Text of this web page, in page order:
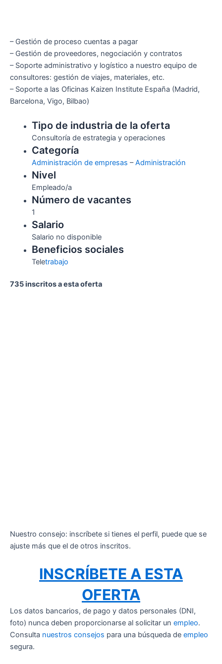
– Gestión de proceso cuentas a pagar
– Gestión de proveedores, negociación y contratos
– Soporte administrativo y logístico a nuestro equipo de
consultores: gestión de viajes, materiales, etc.
– Soporte a las Oficinas Kaizen Institute España (Madrid,
Barcelona, Vigo, Bilbao)
Tipo de industria de la oferta
Consultoría de estrategia y operaciones
Categoría
Administración de empresas –Administración
Nivel
Empleado/a
Número de vacantes
1
Salario
Salario no disponible
Beneficios sociales
Teletrabajo
735 inscritos a esta oferta
Nuestro consejo: inscríbete si tienes el perfil, puede que se
ajuste más que el de otros inscritos.
INSCRÍBETE A ESTA
OFERTA
Los datos bancarios, de pago y datos personales (DNI,
foto) nunca deben proporcionarse al solicitar un empleo.
Consulta nuestros consejos para una búsqueda de empleo
segura.